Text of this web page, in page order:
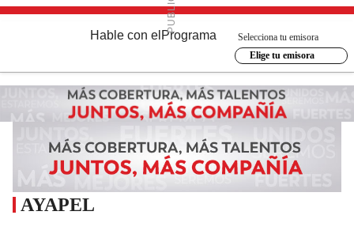
Hable con el Programa
Selecciona tu emisora
Elige tu emisora
AYAPEL